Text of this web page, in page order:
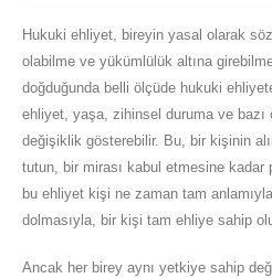
Hukuki ehliyet, bireyin yasal olarak
olabilme ve yükümlülük altına
doğduğunda belli ölçüde hukuki
ehliyet, yaşa, zihinsel duruma ve bazı
değişiklik gösterebilir. Bu, bir kişinin
tutun, bir mirası kabul etmesine
bu ehliyet kişi ne zaman tam
dolmasıyla, bir kişi tam ehliye sahip
Ancak her birey aynı yetkiye sahip